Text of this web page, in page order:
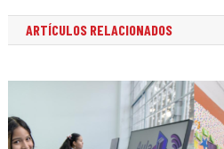
ARTÍCULOS RELACIONADOS